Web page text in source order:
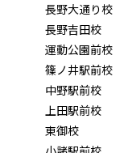
長野大通り校
長野吉田校
運動公園前校
篠ノ井駅前校
中野駅前校
上田駅前校
東御校